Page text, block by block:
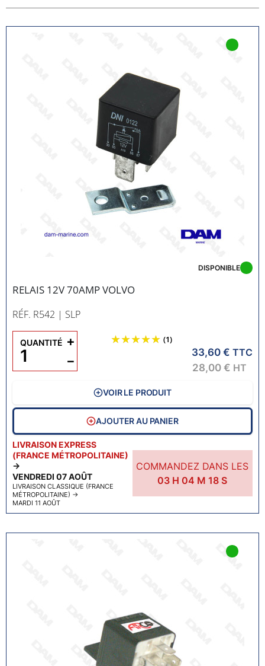
RELAIS 12V 70AMP VOLVO
RÉF. R542 | SLP
LIVRAISON EXPRESS
(FRANCE MÉTROPOLITAINE)
→
VENDREDI 07 AOÛT
LIVRAISON CLASSIQUE (FRANCE
MÉTROPOLITAINE) →
MARDI 11 AOÛT
COMMANDEZ DANS LES
03 H 04 M17S
DISPONIBLE
(1)
33,60 € TTC
28,00 € HT
QUANTITÉ
−
+
VOIR LE PRODUIT
AJOUTER AU PANIER